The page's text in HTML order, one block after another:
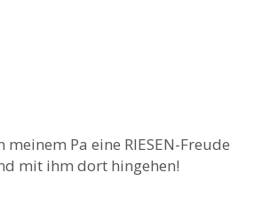
meinem Pa eine RIESEN-Freude
mit ihm dort hingehen!